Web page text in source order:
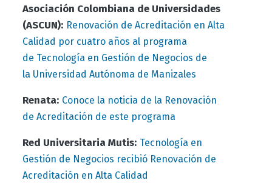
Asociación Colombiana de Universidades
(ASCUN): Renovación de Acreditación en Alta
Calidad por cuatro años al programa
de Tecnología en Gestión de Negocios de
la Universidad Autónoma de Manizales
Renata: Conoce la noticia de la Renovación
de Acreditación de este programa
Red Universitaria Mutis: Tecnología en
Gestión de Negocios recibió Renovación de
Acreditación en Alta Calidad